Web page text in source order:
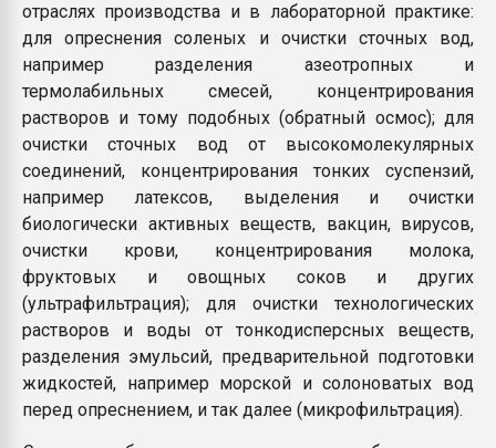
отраслях производства и в лабораторной практике:
для опреснения соленых и очистки сточных вод,
например разделения азеотропных и
термолабильных смесей, концентрирования
растворов и тому подобных (обратный осмос); для
очистки сточных вод от высокомолекулярных
соединений, концентрирования тонких суспензий,
например латексов, выделения и очистки
биологически активных веществ, вакцин, вирусов,
очистки крови, концентрирования молока,
фруктовых и овощных соков и других
(ультрафильтрация); для очистки технологических
растворов и воды от тонкодисперсных веществ,
разделения эмульсий, предварительной подготовки
жидкостей, например морской и солоноватых вод
перед опреснением, и так далее (микрофильтрация).